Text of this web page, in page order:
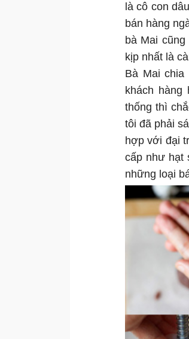
là cô con
bán hàng
bà Mai
kịp nhất là
Bà Mai chia
khách hàng
thống thì
tôi đã phải
hợp với đại
cấp như hạt
những loại